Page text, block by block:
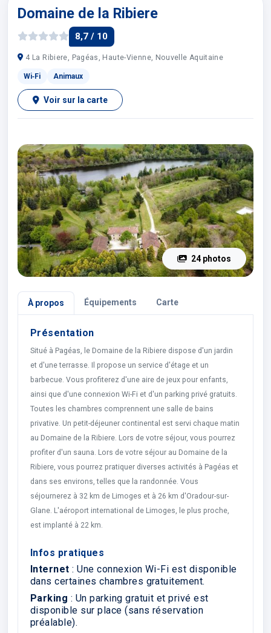
Domaine de la Ribiere
8,7 / 10
4 La Ribiere, Pagéas, Haute-Vienne, Nouvelle Aquitaine
Wi‑Fi Animaux
Voir sur la carte
24 photos
À propos Équipements Carte
Présentation
Situé à Pagéas, le Domaine de la Ribiere dispose d'un jardin
et d'une terrasse. Il propose un service d'étage et un
barbecue. Vous profiterez d'une aire de jeux pour enfants,
ainsi que d'une connexion Wi-Fi et d'un parking privé gratuits.
Toutes les chambres comprennent une salle de bains
privative. Un petit-déjeuner continental est servi chaque matin
au Domaine de la Ribiere. Lors de votre séjour, vous pourrez
profiter d'un sauna. Lors de votre séjour au Domaine de la
Ribiere, vous pourrez pratiquer diverses activités à Pagéas et
dans ses environs, telles que la randonnée. Vous
séjournerez à 32 km de Limoges et à 26 km d'Oradour-sur-
Glane. L'aéroport international de Limoges, le plus proche,
est implanté à 22 km.
Infos pratiques
Internet : Une connexion Wi-Fi est disponible
dans certaines chambres gratuitement.
Parking : Un parking gratuit et privé est
disponible sur place (sans réservation
préalable).